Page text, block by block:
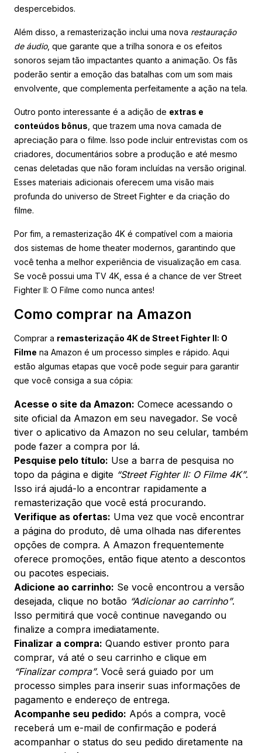
despercebidos.
Além disso, a remasterização inclui uma nova restauração
de áudio, que garante que a trilha sonora e os efeitos
sonoros sejam tão impactantes quanto a animação. Os fãs
poderão sentir a emoção das batalhas com um som mais
envolvente, que complementa perfeitamente a ação na tela.
Outro ponto interessante é a adição de extras e
conteúdos bônus , que trazem uma nova camada de
apreciação para o filme. Isso pode incluir entrevistas com os
criadores, documentários sobre a produção e até mesmo
cenas deletadas que não foram incluídas na versão original.
Esses materiais adicionais oferecem uma visão mais
profunda do universo de Street Fighter e da criação do
filme.
Por fim, a remasterização 4K é compatível com a maioria
dos sistemas de home theater modernos, garantindo que
você tenha a melhor experiência de visualização em casa.
Se você possui uma TV 4K, essa é a chance de ver Street
Fighter II: O Filme como nunca antes!
Como comprar na Amazon
Comprar a remasterização 4K de Street Fighter II: O
Filme na Amazon é um processo simples e rápido. Aqui
estão algumas etapas que você pode seguir para garantir
que você consiga a sua cópia:
Acesse o site da Amazon: Comece acessando o
site oficial da Amazon em seu navegador. Se você
tiver o aplicativo da Amazon no seu celular, também
pode fazer a compra por lá.
Pesquise pelo título: Use a barra de pesquisa no
topo da página e digite “Street Fighter II: O Filme 4K”.
Isso irá ajudá-lo a encontrar rapidamente a
remasterização que você está procurando.
Verifique as ofertas: Uma vez que você encontrar
a página do produto, dê uma olhada nas diferentes
opções de compra. A Amazon frequentemente
oferece promoções, então fique atento a descontos
ou pacotes especiais.
Adicione ao carrinho: Se você encontrou a versão
desejada, clique no botão “Adicionar ao carrinho”.
Isso permitirá que você continue navegando ou
finalize a compra imediatamente.
Finalizar a compra: Quando estiver pronto para
comprar, vá até o seu carrinho e clique em
“Finalizar compra”. Você será guiado por um
processo simples para inserir suas informações de
pagamento e endereço de entrega.
Acompanhe seu pedido: Após a compra, você
receberá um e-mail de confirmação e poderá
acompanhar o status do seu pedido diretamente na